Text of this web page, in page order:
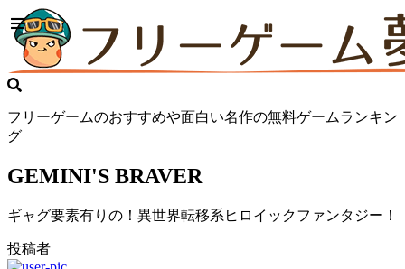
フリーゲームのおすすめや面白い名作の無料ゲームランキン
グ
GEMINI'S BRAVER
ギャグ要素有りの！異世界転移系ヒロイックファンタジー！
投稿者